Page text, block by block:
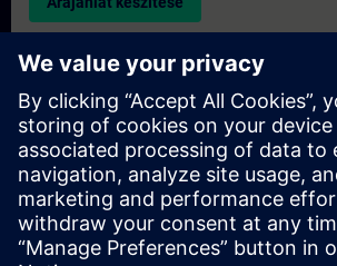
Kérdés az exkluzív képzéssel
Kérjük, töltse ki az alábbi érdeklődési
szeretne kapni egy exkluzív képzésre, akár
virtuális formában, vagy a SITRAIN képzési
a fajta kérés nagyobb csoportok számára (6
megfelelő. Miután megadta elérhetőségi
igényeit, árajánlatot küldünk Önnek.